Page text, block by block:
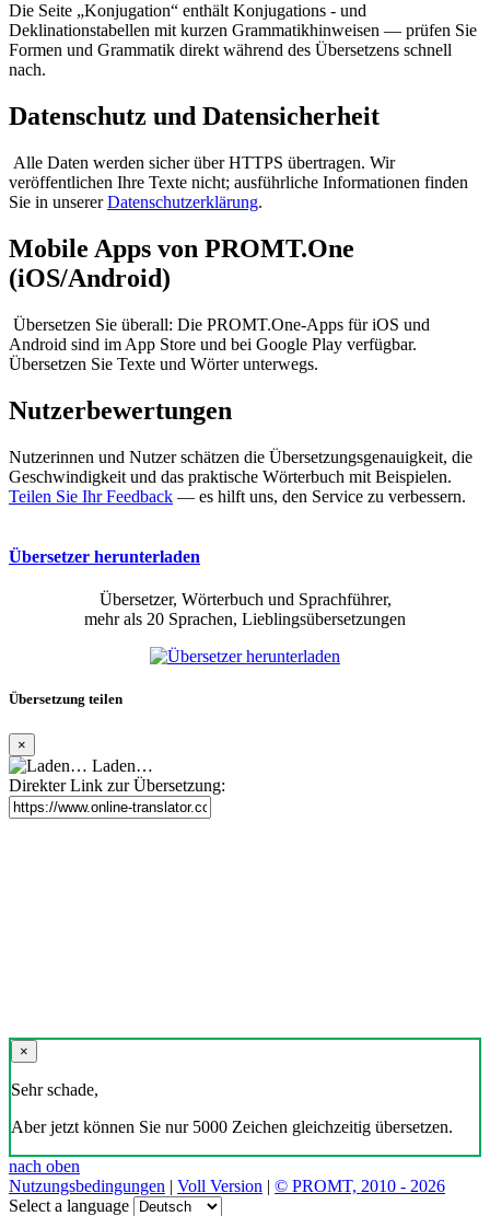
Die Seite „Konjugation“ enthält Konjugations - und
Deklinationstabellen mit kurzen Grammatikhinweisen — prüfen Sie
Formen und Grammatik direkt während des Übersetzens schnell
nach.
Datenschutz und Datensicherheit
Alle Daten werden sicher über HTTPS übertragen. Wir
veröffentlichen Ihre Texte nicht; ausführliche Informationen finden
Sie in unsererDatenschutzerklärung.
Mobile Apps von PROMT.One
(iOS/Android)
Übersetzen Sie überall: Die PROMT.One-Apps für iOS und
Android sind im App Store und bei Google Play verfügbar.
Übersetzen Sie Texte und Wörter unterwegs.
Nutzerbewertungen
Nutzerinnen und Nutzer schätzen die Übersetzungsgenauigkeit, die
Geschwindigkeit und das praktische Wörterbuch mit Beispielen.
Teilen Sie Ihr Feedback — es hilft uns, den Service zu verbessern.
Übersetzer herunterladen
Übersetzer, Wörterbuch und Sprachführer,
mehr als 20 Sprachen, Lieblingsübersetzungen
Übersetzung teilen
×
Laden…
Direkter Link zur Übersetzung:
×
Sehr schade,
Aber jetzt können Sie nur 5000 Zeichen gleichzeitig übersetzen.
nach oben
Nutzungsbedingungen | Voll Version | © PROMT, 2010 - 2026
Select a language